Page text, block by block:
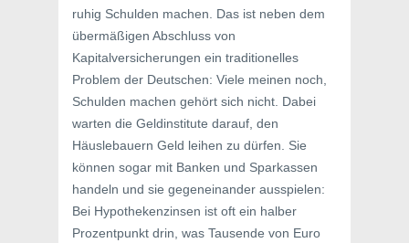
ruhig Schulden machen. Das ist neben dem
übermäßigen Abschluss von
Kapitalversicherungen ein traditionelles
Problem der Deutschen: Viele meinen noch,
Schulden machen gehört sich nicht. Dabei
warten die Geldinstitute darauf, den
Häuslebauern Geld leihen zu dürfen. Sie
können sogar mit Banken und Sparkassen
handeln und sie gegeneinander ausspielen:
Bei Hypothekenzinsen ist oft ein halber
Prozentpunkt drin, was Tausende von Euro